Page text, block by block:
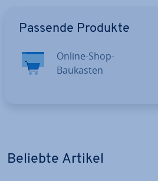
Passende Produkte
Online-Shop-
Baukasten
Beliebte Artikel